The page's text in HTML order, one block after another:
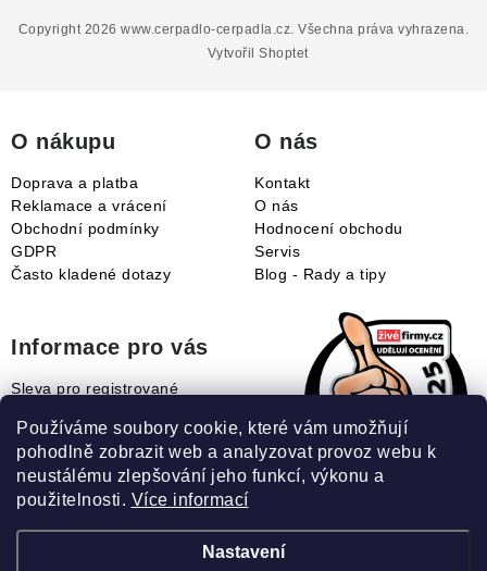
Používáme soubory cookie, které vám umožňují
pohodlně zobrazit web a analyzovat provoz webu k
neustálému zlepšování jeho funkcí, výkonu a
použitelnosti. Více informací
Nastavení
Vytvořil Shoptet
Copyright 2026www.cerpadlo-cerpadla.cz . Všechna práva vyhrazena.
O nákupu
Doprava a platba
Reklamace a vrácení
Obchodní podmínky
GDPR
Často kladené dotazy
O nás
Kontakt
O nás
Hodnocení obchodu
Servis
Blog - Rady a tipy
Informace pro vás
Sleva pro registrované
Jak uplatnit slevový kupón?
Jak nakupovat?
Slovník pojmů